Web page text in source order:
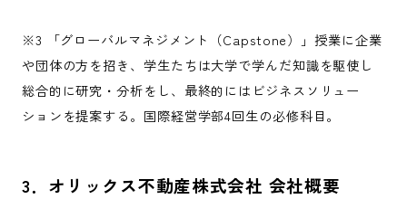
※3 「グローバルマネジメント（Capstone）」授業に企業
や団体の方を招き、学生たちは大学で学んだ知識を駆使し
総合的に研究・分析をし、最終的にはビジネスソリュー
ションを提案する。国際経営学部4回生の必修科目。
3．オリックス不動産株式会社 会社概要